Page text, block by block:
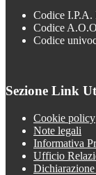
Codice I.P.A.
Codice
Codice
Sezione Link
Cookie policy
Note legali
Informativa
Ufficio